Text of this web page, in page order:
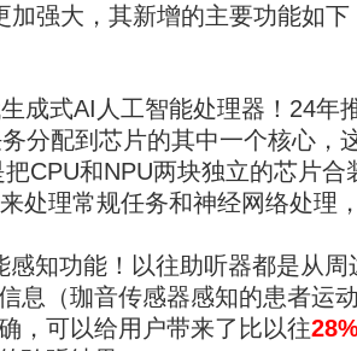
强大，其新增的主要功能如下
式AI人工智能处理器！24年
分配到芯片的其中一个核心
CPU和NPU两块独立的芯片
处理常规任务和神经网络处
知功能！以往助听器都是从
息（珈音传感器感知的患者
，可以给用户带来了比以往